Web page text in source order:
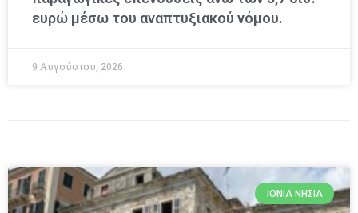
ευρώ μέσω του αναπτυξιακού νόμου.
9 Αυγούστου, 2026
ΙΌΝΙΑ ΝΗΣΙΆ